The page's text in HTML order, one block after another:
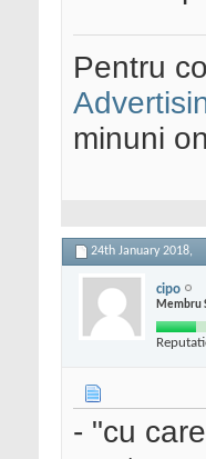
Pentru
minuni
24th January 2018,
cipo
Membru
- "cu